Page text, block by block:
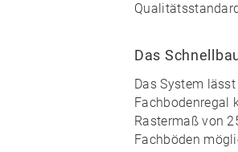
Qualitätsstandard
Das
Das System
Fachbodenregal
Rastermaß von
Fachböden